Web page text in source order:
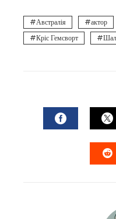
Австралія актор
Кріс Гемсворт